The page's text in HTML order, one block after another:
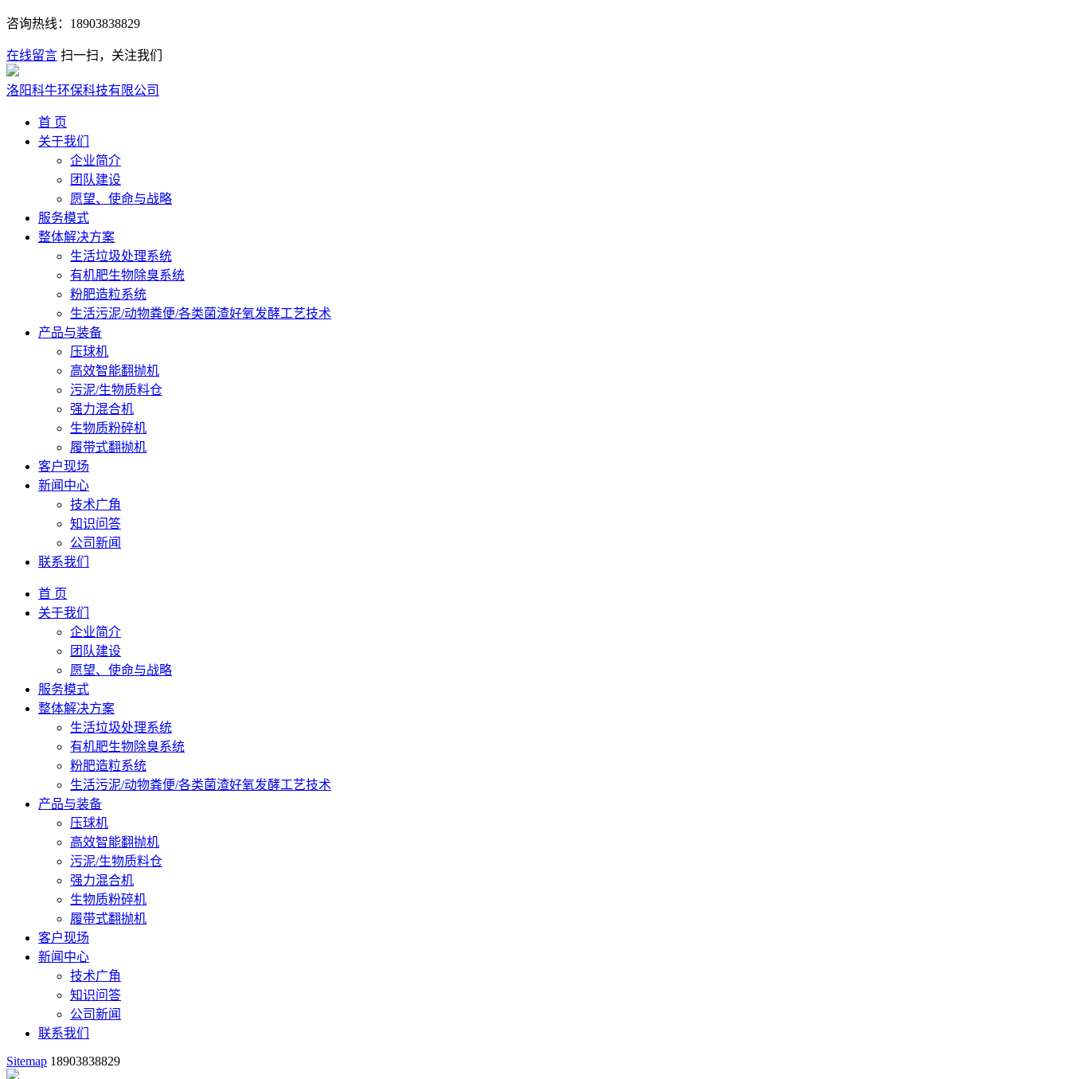
咨询热线： 18903838829
在线留言 扫一扫，关注我们
洛阳科牛环保科技有限公司
首 页
关于我们
企业简介
团队建设
愿望、使命与战略
服务模式
整体解决方案
生活垃圾处理系统
有机肥生物除臭系统
粉肥造粒系统
生活污泥/动物粪便/各类菌渣好氧发酵工艺技术
产品与装备
压球机
高效智能翻抛机
污泥/生物质料仓
强力混合机
生物质粉碎机
履带式翻抛机
客户现场
新闻中心
技术广角
知识问答
公司新闻
联系我们
首 页
关于我们
企业简介
团队建设
愿望、使命与战略
服务模式
整体解决方案
生活垃圾处理系统
有机肥生物除臭系统
粉肥造粒系统
生活污泥/动物粪便/各类菌渣好氧发酵工艺技术
产品与装备
压球机
高效智能翻抛机
污泥/生物质料仓
强力混合机
生物质粉碎机
履带式翻抛机
客户现场
新闻中心
技术广角
知识问答
公司新闻
联系我们
Sitemap 18903838829